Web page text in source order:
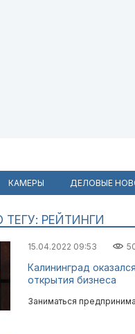
КАМЕРЫ ДЕЛОВЫЕ
РЕЙТИНГИ
15.04.2022 09:53
Калининград
открытия бизнеса
Заниматься